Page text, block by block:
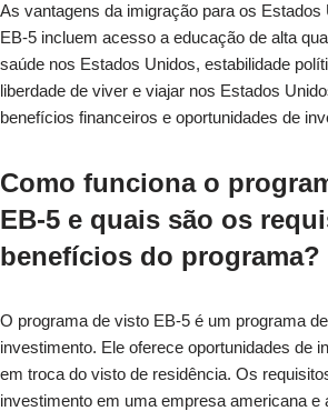
As vantagens da imigração para os
EB-5 incluem acesso a educação de alta
saúde nos Estados Unidos, estabilidade
liberdade de viver e viajar nos Estados
benefícios financeiros e oportunidades de
Como funciona o
EB-5 e quais são os
benefícios do programa?
O programa de visto EB-5 é um programa
investimento. Ele oferece oportunidades de
em troca do visto de residência. Os
investimento em uma empresa americana e